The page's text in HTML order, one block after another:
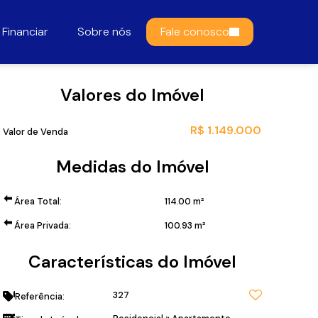
Fale conosco
Sobre nós
Financiar
Valores do Imóvel
R$ 1.149.000
Valor de Venda
Medidas do Imóvel
Área Total: 114.00 m²
Área Privada:
100.93 m²
Características do Imóvel
Referência: 327